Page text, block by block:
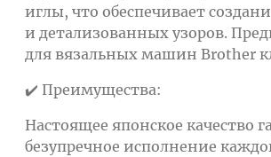
иглы, что обеспечивает
и детализованных узоров.
для вязальных машин Brother
✔️ Преимущества:
Настоящее японское качество
безупречное исполнение